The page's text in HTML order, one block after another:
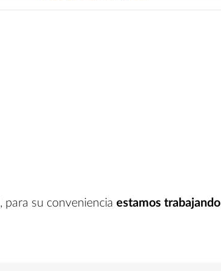
, para su conveniencia estamos trabajando